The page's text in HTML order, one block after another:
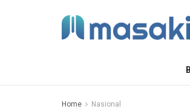
Home Nasional